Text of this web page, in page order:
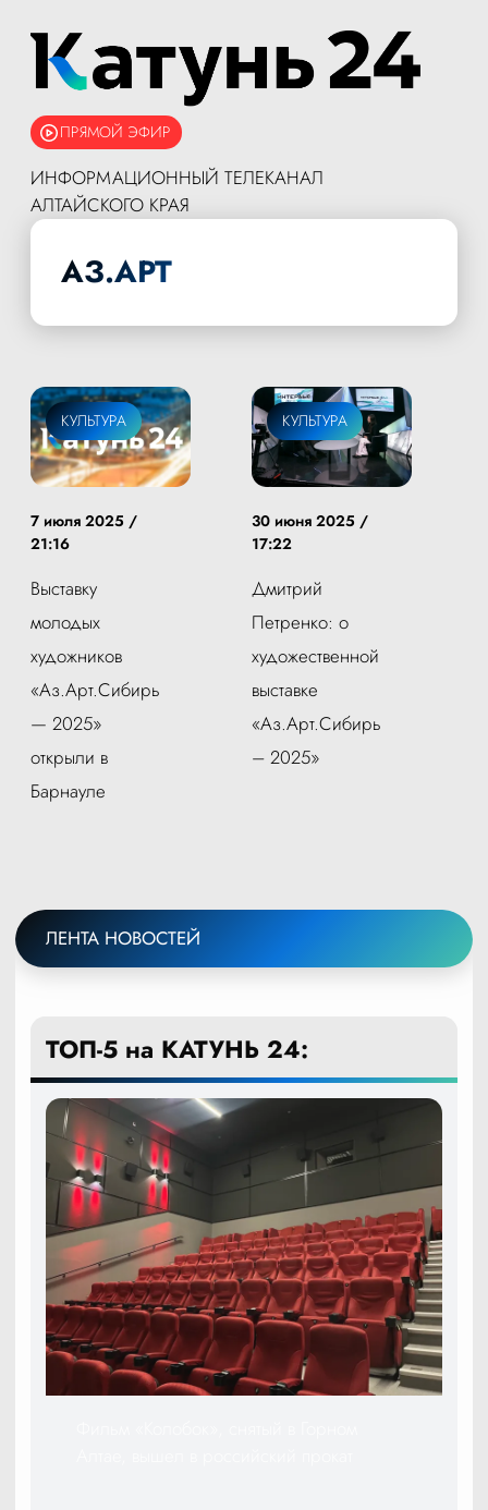
ПРЯМОЙ ЭФИР
ИНФОРМАЦИОННЫЙ ТЕЛЕКАНАЛ
АЛТАЙСКОГО КРАЯ
АЗ.АРТ
КУЛЬТУРА
7 июля 2025 /
21:16
Выставку
молодых
художников
«Аз.Арт.Сибирь
— 2025»
открыли в
Барнауле
КУЛЬТУРА
30 июня 2025 /
17:22
Дмитрий
Петренко: о
художественной
выставке
«Аз.Арт.Сибирь
– 2025»
ЛЕНТА НОВОСТЕЙ
ТОП-5 на КАТУНЬ 24: